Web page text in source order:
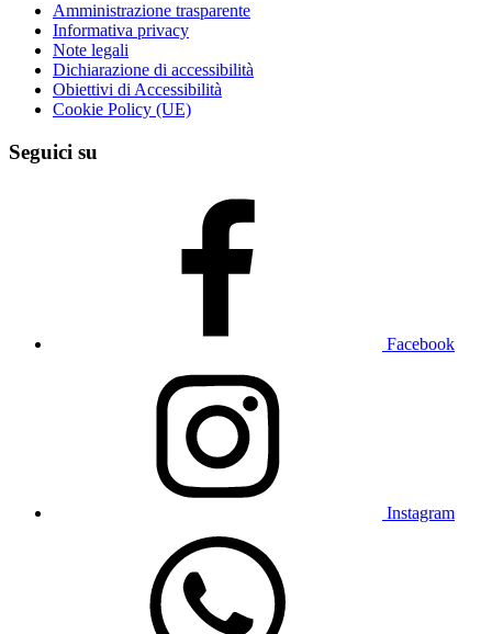
Amministrazione trasparente
Informativa privacy
Note legali
Dichiarazione di accessibilità
Obiettivi di Accessibilità
Cookie Policy (UE)
Seguici su
Facebook
Instagram